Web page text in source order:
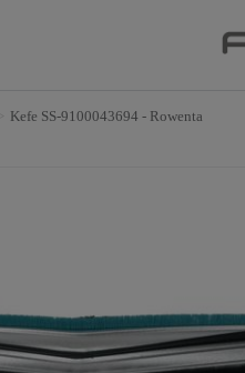
Kefe SS-9100043694 - Rowenta